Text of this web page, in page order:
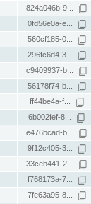
824a046b-9...
0fd56e0a-e...
560cf185-0...
296fc6d4-3...
c9409937-b...
56178f74-b...
ff44be4a-f...
6b002fef-8...
e476bcad-b...
9f12c405-3...
33ceb441-2...
f768173a-7...
7fe63a95-8...